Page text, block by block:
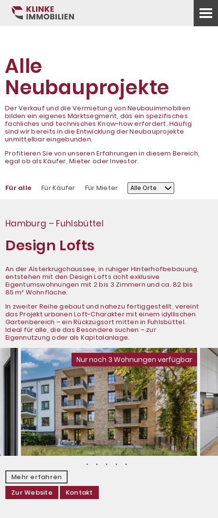
Alle
Neubauprojekte
Der Verkauf und die Vermietung von Neubauimmobilien
bilden ein eigenes Marktsegment, das ein spezifisches
fachliches und technisches Know-how erfordert. Häufig
sind wir bereits in die Entwicklung der Neubauprojekte
unmittelbar eingebunden.
Profitieren Sie von unseren Erfahrungen in diesem Bereich,
egal ob als Käufer, Mieter oder Investor.
Für alle Für Käufer Für Mieter
Hamburg – Fuhlsbüttel
Design Lofts
An der Alsterkrugchaussee, in ruhiger Hinterhofbebauung,
entstehen mit den Design Lofts acht exklusive
Eigentumswohnungen mit 2 bis 3 Zimmern und ca. 82 bis
85 m² Wohnfläche.
In zweiter Reihe gebaut und nahezu fertiggestellt, vereint
das Projekt urbanen Loft-Charakter mit einem idyllischen
Gartenbereich – ein Rückzugsort mitten in Fuhlsbüttel.
Ideal für alle, die das Besondere suchen – zur
Eigennutzung oder als Kapitalanlage.
Nur noch 3 Wohnungen verfügbar
Mehr erfahren
Zur Website
Kontakt